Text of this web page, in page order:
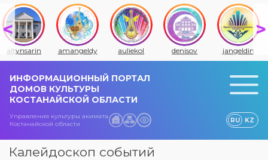
altynsarin amangeldy auliekol denisov jangeldin
ИНФОРМАЦИОННЫЙ ПОРТАЛ
ДОМОВ КУЛЬТУРЫ
КОСТАНАЙСКОЙ ОБЛАСТИ
Управления культуры акимата
Костанайской области
RU KZ
Калейдоскоп событий